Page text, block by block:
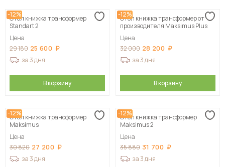
-12%
Стол книжка трансформер
Standart 2
Цена
29 180 25 600
за 3 дня
В корзину
-12%
Стол книжка трансформер от
производителя Maksimus Plus
Цена
32 000 28 200
за 3 дня
В корзину
-12%
Стол книжка трансформер
Maksimus
Цена
30 820 27 200
за 3 дня
-12%
Стол книжка трансформер
Maksimus 2
Цена
35 880 31 700
за 3 дня